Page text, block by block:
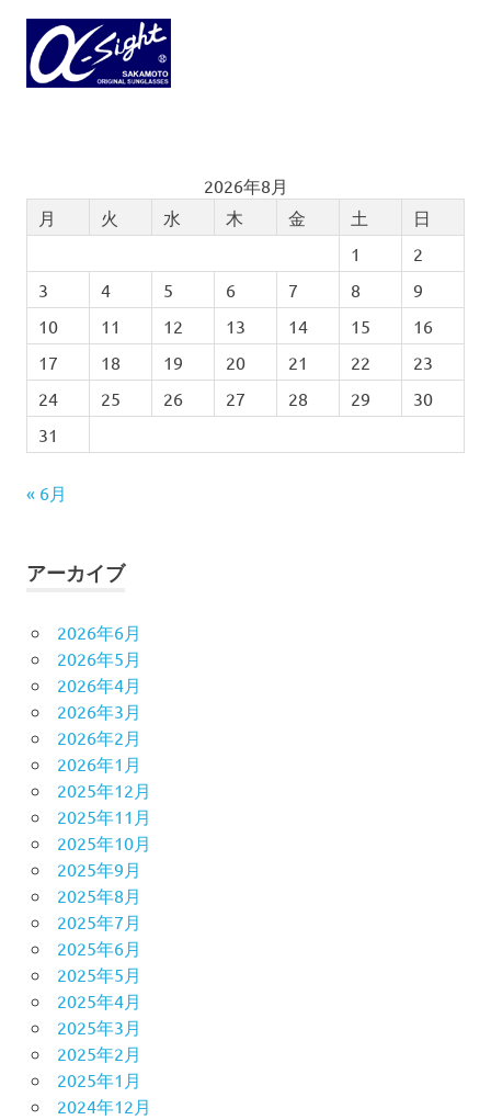
2026年8月
月
火 水 木 金 土
日
1
2
3
4 5 6 7 8
9
10
11 12 13 14 15
16
17
18 19 20 21 22
23
24
25 26 27 28 29
30
31
« 6月
アーカイブ
2026年6月
2026年5月
2026年4月
2026年3月
2026年2月
2026年1月
2025年12月
2025年11月
2025年10月
2025年9月
2025年8月
2025年7月
2025年6月
2025年5月
2025年4月
2025年3月
2025年2月
2025年1月
2024年12月